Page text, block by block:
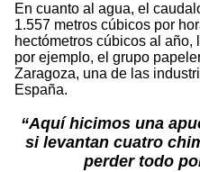
En cuanto al agua, el
1.557 metros cúbicos por
hectómetros cúbicos al año,
por ejemplo, el grupo
Zaragoza, una de las
España.
“Aquí hicimos una
si levantan cuatro
perder todo